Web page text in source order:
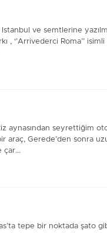
ve semtlerine
, ‘’Arrivederci Roma’’ isimli
aynasından seyrettiğim
araç, Gerede’den sonra
çar...
tepe bir noktada şato